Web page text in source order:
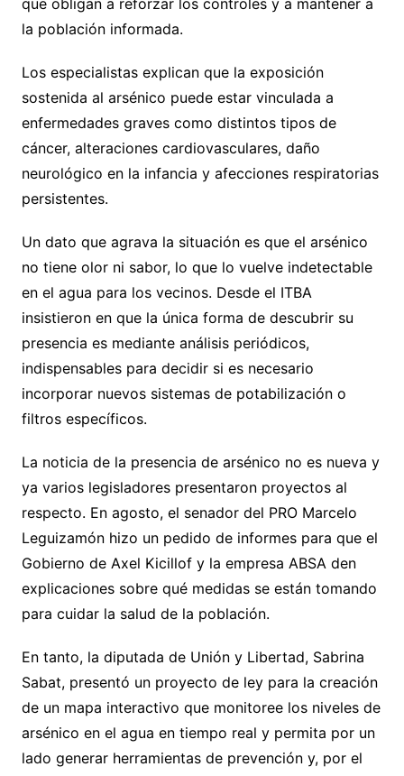
que obligan a reforzar los controles y a mantener a
la población informada.
Los especialistas explican que la exposición
sostenida al arsénico puede estar vinculada a
enfermedades graves como distintos tipos de
cáncer, alteraciones cardiovasculares, daño
neurológico en la infancia y afecciones respiratorias
persistentes.
Un dato que agrava la situación es que el arsénico
no tiene olor ni sabor, lo que lo vuelve indetectable
en el agua para los vecinos. Desde el ITBA
insistieron en que la única forma de descubrir su
presencia es mediante análisis periódicos,
indispensables para decidir si es necesario
incorporar nuevos sistemas de potabilización o
filtros específicos.
La noticia de la presencia de arsénico no es nueva y
ya varios legisladores presentaron proyectos al
respecto. En agosto, el senador del PRO Marcelo
Leguizamón hizo un pedido de informes para que el
Gobierno de Axel Kicillof y la empresa ABSA den
explicaciones sobre qué medidas se están tomando
para cuidar la salud de la población.
En tanto, la diputada de Unión y Libertad, Sabrina
Sabat, presentó un proyecto de ley para la creación
de un mapa interactivo que monitoree los niveles de
arsénico en el agua en tiempo real y permita por un
lado generar herramientas de prevención y, por el